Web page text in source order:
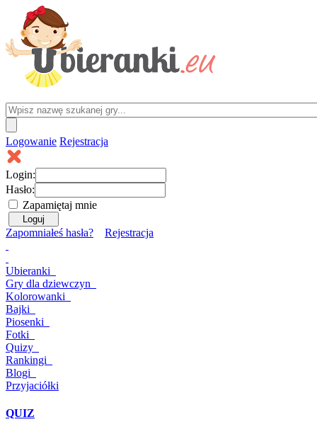
Logowanie Rejestracja
Login:
Hasło:
Zapamiętaj mnie
Zapomniałeś hasła? Rejestracja
Ubieranki
Gry dla dziewczyn
Kolorowanki
Bajki
Piosenki
Fotki
Quizy
Rankingi
Blogi
Przyjaciółki
QUIZ